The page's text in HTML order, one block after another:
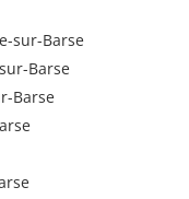
sur-Barse
Barse
Barse